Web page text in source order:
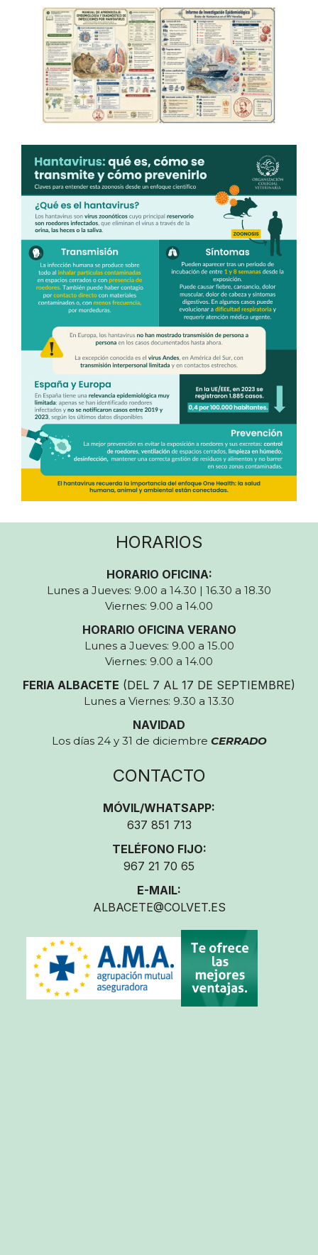
HORARIOS
HORARIO OFICINA:
Lunes a Jueves: 9.00 a 14.30 | 16.30 a 18.30
Viernes: 9.00 a 14.00
HORARIO OFICINA VERANO
Lunes a Jueves: 9.00 a 15.00
Viernes: 9.00 a 14.00
FERIA ALBACETE (DEL 7 AL 17 DE SEPTIEMBRE)
Lunes a Viernes: 9.30 a 13.30
NAVIDAD
Los días 24 y 31 de diciembre CERRADO
CONTACTO
MÓVIL/WHATSAPP:
637 851 713
TELÉFONO FIJO:
967 21 70 65
E-MAIL:
ALBACETE@COLVET.ES